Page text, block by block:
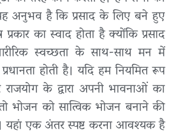
अनुभव है कि प्रसाद के लिए बने हुए
का स्वाद होता है क्योंकि प्रसाद
स्वच्छता के साथ-साथ मन में
होती है। यदि हम नियमित रूप
राजयोग के द्वारा अपनी भावनाओं का
भोजन को सात्विक भोजन बनाने की
एक अंतर स्पष्ट करना आवश्यक है